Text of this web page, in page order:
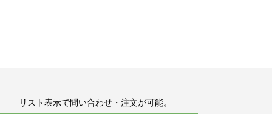
リスト表示で問い合わせ・注文が可能。